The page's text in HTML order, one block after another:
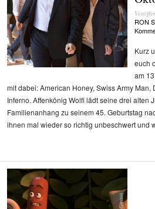
RON
Kurz
euch
am
mit dabei: American Honey, Swiss Army
Inferno. Affenkönig Wolfi lädt seine drei alten
Familienanhang zu seinem 45. Geburtstag
ihnen mal wieder so richtig unbeschwert und